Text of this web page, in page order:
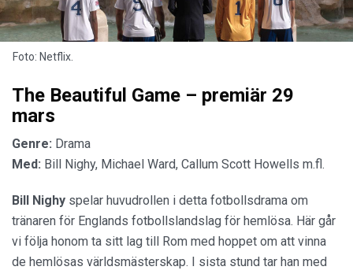
Foto: Netflix.
The Beautiful Game – premiär 29
mars
Genre: Drama
Med: Bill Nighy, Michael Ward, Callum Scott Howells m.fl.
Bill Nighy spelar huvudrollen i detta fotbollsdrama om
tränaren för Englands fotbollslandslag för hemlösa. Här går
vi följa honom ta sitt lag till Rom med hoppet om att vinna
de hemlösas världsmästerskap. I sista stund tar han med